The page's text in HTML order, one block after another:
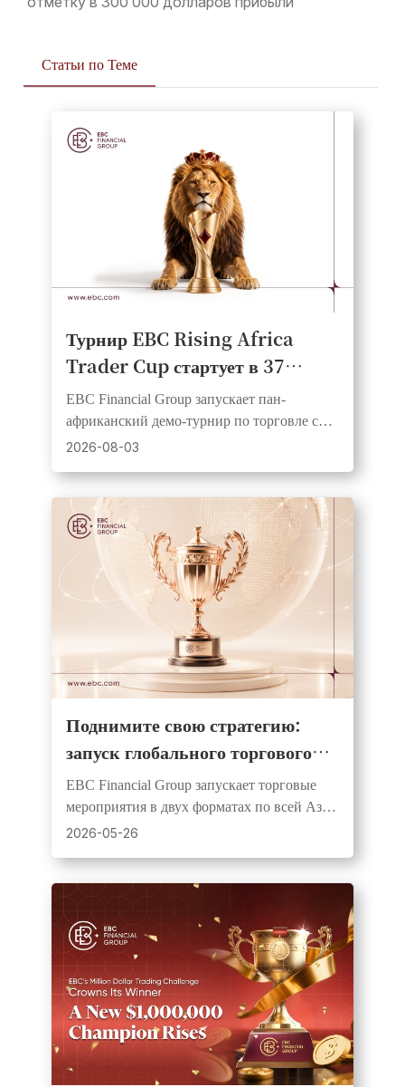
Статьи по Теме
Турнир EBC Rising Africa
Trader Cup стартует в 37
странах Африки, предоставляя
трейдерам равный старт и шанс
на денежные призы
EBC Financial Group запускает пан-
африканский демо-турнир по торговле с
призовым фондом USD1,000, 20
2026-08-03
Поднимите свою стратегию:
запуск глобального торгового
конкурса с крупными
денежными призами
EBC Financial Group запускает торговые
мероприятия в двух форматах по всей Азии
и Африке, предлагая симуляционные и
2026-05-26